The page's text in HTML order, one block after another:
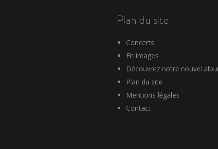
Plan du site
Concerts
En images
Découvrez notre nouvel
Plan du site
Mentions légales
Contact